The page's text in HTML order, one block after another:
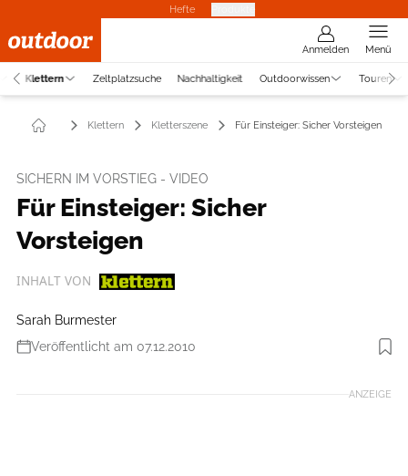
Hefte
Anmelden Menü
Klettern Zeltplatzsuche Nachhaltigkeit Outdoorwissen Touren
Klettern Kletterszene Für Einsteiger: Sicher Vorsteigen
SICHERN IM VORSTIEG - VIDEO
Für Einsteiger: Sicher
Vorsteigen
INHALT VON
Sarah Burmester
Veröffentlicht am 07.12.2010
Foto: DAV
ANZEIGE